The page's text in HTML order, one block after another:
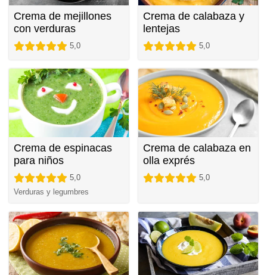
Crema de mejillones
con verduras
5,0
Crema de calabaza y
lentejas
5,0
Crema de espinacas
para niños
5,0
Verduras y legumbres
Crema de calabaza en
olla exprés
5,0